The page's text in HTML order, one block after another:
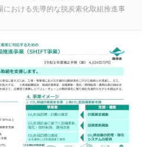
おける先導的な脱炭素化取組推進事